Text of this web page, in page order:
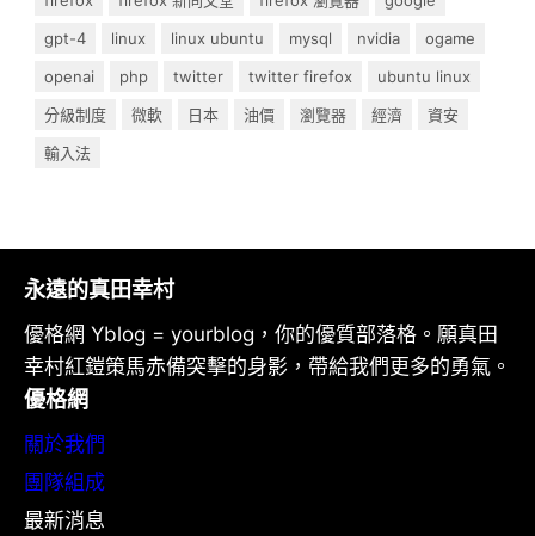
gpt-4
linux linux ubuntu mysql nvidia
ogame
openai
php twitter twitter firefox
ubuntu linux
分級制度
微軟 日本 油價 瀏覽器 經濟
資安
輸入法
永遠的真田幸村
優格網 Yblog = yourblog，你的優質部落格。願真田
幸村紅鎧策馬赤備突擊的身影，帶給我們更多的勇氣。
優格網
關於我們
團隊組成
最新消息